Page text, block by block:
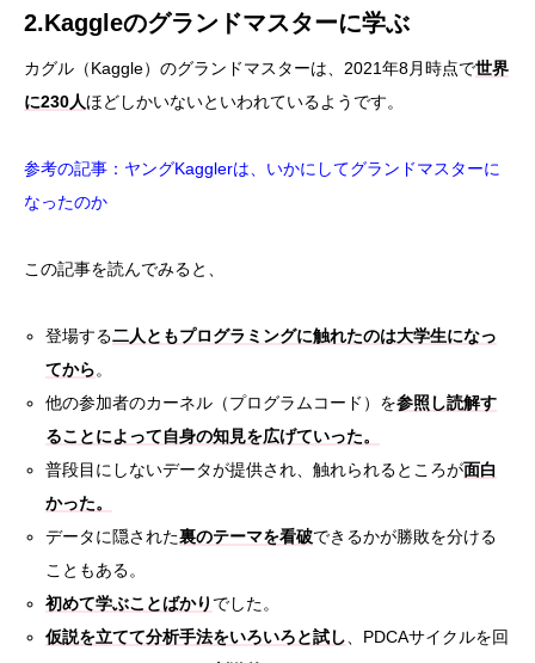
2.Kaggleのグランドマスターに学ぶ
カグル（Kaggle）のグランドマスターは、2021年8月時点で世界
に230人ほどしかいないといわれているようです。
参考の記事： ヤングKagglerは、いかにしてグランドマスターに
なったのか
この記事を読んでみると、
登場する二人ともプログラミングに触れたのは大学生になっ
てから。
他の参加者のカーネル（プログラムコード）を参照し読解す
ることによって自身の知見を広げていった。
普段目にしないデータが提供され、触れられるところが面白
かった。
データに隠された裏のテーマを看破できるかが勝敗を分ける
こともある。
初めて学ぶことばかり でした。
仮説を立てて分析手法をいろいろと試し 、PDCAサイクルを回